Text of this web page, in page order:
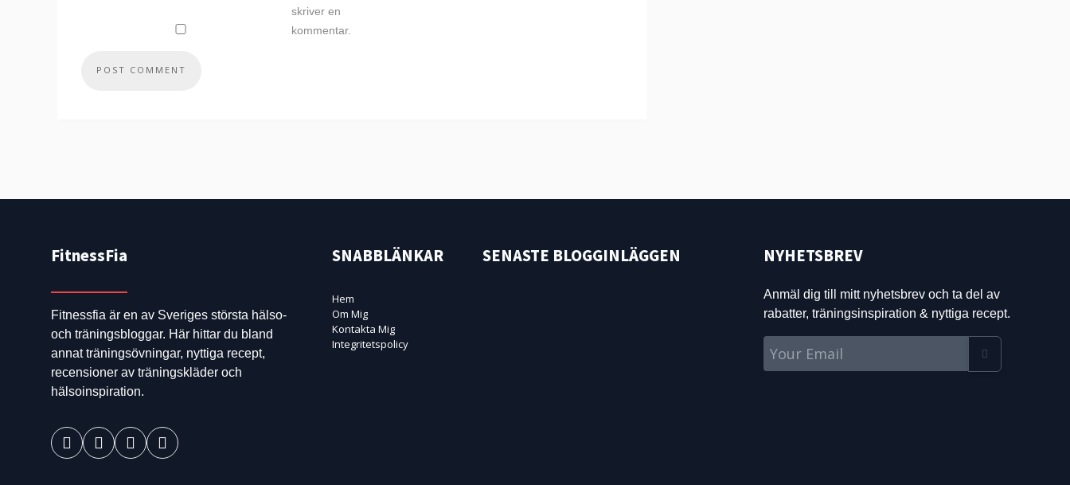
skriver en
kommentar.
FitnessFia
Fitnessfia är en av Sveriges största hälso-
och träningsbloggar. Här hittar du bland
annat träningsövningar, nyttiga recept,
recensioner av träningskläder och
hälsoinspiration.
SNABBLÄNKAR
Hem
Om Mig
Kontakta Mig
Integritetspolicy
SENASTE BLOGGINLÄGGEN NYHETSBREV
Anmäl dig till mitt nyhetsbrev och ta del av
rabatter, träningsinspiration & nyttiga recept.